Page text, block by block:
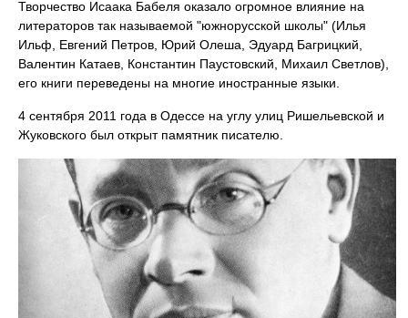
Творчество Исаака Бабеля оказало огромное влияние на
литераторов так называемой "южнорусской школы" (Илья
Ильф, Евгений Петров, Юрий Олеша, Эдуард Багрицкий,
Валентин Катаев, Константин Паустовский, Михаил Светлов),
его книги переведены на многие иностранные языки.
4 сентября 2011 года в Одессе на углу улиц Ришельевской и
Жуковского был открыт памятник писателю.